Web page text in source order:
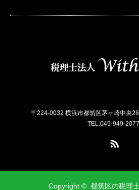
〒224-0032 横浜市都筑区茅ヶ崎中央
TEL.045-949-2077
Copyright © 都筑区の税理